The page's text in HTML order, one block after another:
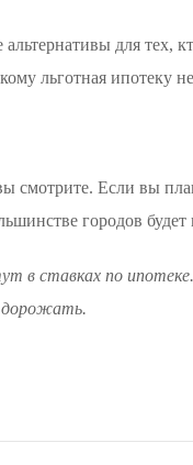
для тех,
льготная ипотеку
смотрите. Если вы
городов
в ставках по
дорожать.